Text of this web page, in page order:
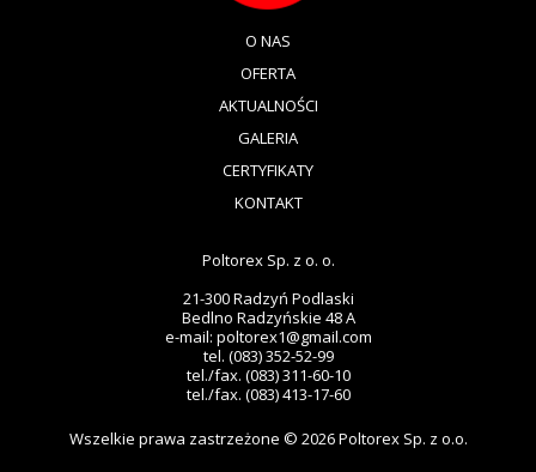
O NAS
OFERTA
AKTUALNOŚCI
GALERIA
CERTYFIKATY
KONTAKT
Poltorex Sp. z o. o.
21-300 Radzyń Podlaski
Bedlno Radzyńskie 48 A
e-mail: poltorex1@gmail.com
tel. (083) 352-52-99
tel./fax. (083) 311-60-10
tel./fax. (083) 413-17-60
Wszelkie prawa zastrzeżone © 2026 Poltorex Sp. z o.o.